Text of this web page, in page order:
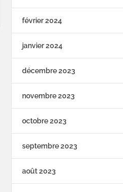
février 2024
janvier 2024
décembre 2023
novembre 2023
octobre 2023
septembre 2023
août 2023